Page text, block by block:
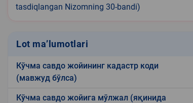
tasdiqlangan Nizomning 30-bandi)
Lot ma’lumotlari
Кўчма савдо жойининг кадастр коди
(мавжуд бўлса)
Кўчма савдо жойига мўлжал (яқинида